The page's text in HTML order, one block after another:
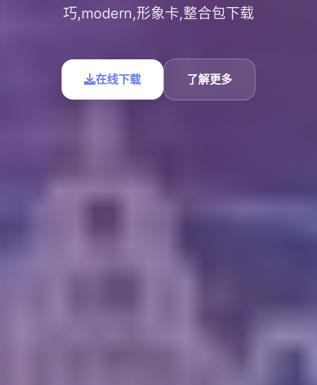
巧,modern,形象卡,整合包下载
在线下载 了解更多